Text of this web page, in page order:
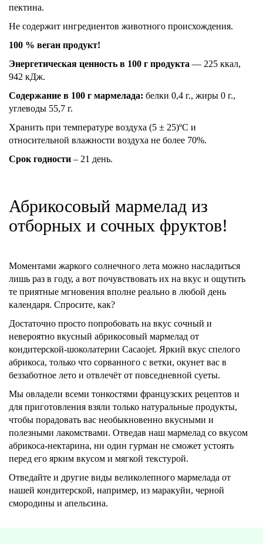
пектина.
Не содержит ингредиентов животного происхождения.
100 % веган продукт!
Энергетическая ценность в 100 г продукта — 225 ккал,
942 кДж.
Содержание в 100 г мармелада: белки 0,4 г., жиры 0 г.,
углеводы 55,7 г.
Хранить при температуре воздуха (5 ± 25)ºC и
относительной влажности воздуха не более 70%.
Срок годности – 21 день.
Абрикосовый мармелад из
отборных и сочных фруктов!
Моментами жаркого солнечного лета можно насладиться
лишь раз в году, а вот почувствовать их на вкус и ощутить
те приятные мгновения вполне реально в любой день
календаря. Спросите, как?
Достаточно просто попробовать на вкус сочный и
невероятно вкусный абрикосовый мармелад от
кондитерской-шоколатерии Cacaojet. Яркий вкус спелого
абрикоса, только что сорванного с ветки, окунет вас в
беззаботное лето и отвлечёт от повседневной суеты.
Мы овладели всеми тонкостями французских рецептов и
для приготовления взяли только натуральные продукты,
чтобы порадовать вас необыкновенно вкусными и
полезными лакомствами. Отведав наш мармелад со вкусом
абрикоса-нектарина, ни один гурман не сможет устоять
перед его ярким вкусом и мягкой текстурой.
Отведайте и другие виды великолепного мармелада от
нашей кондитерской, например, из маракуйи, черной
смородины и апельсина.